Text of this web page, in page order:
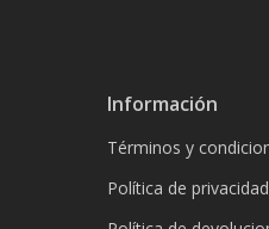
Información
Términos y
Política de privacidad